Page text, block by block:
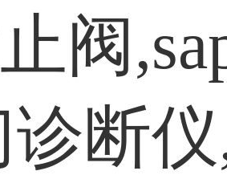
阀
断